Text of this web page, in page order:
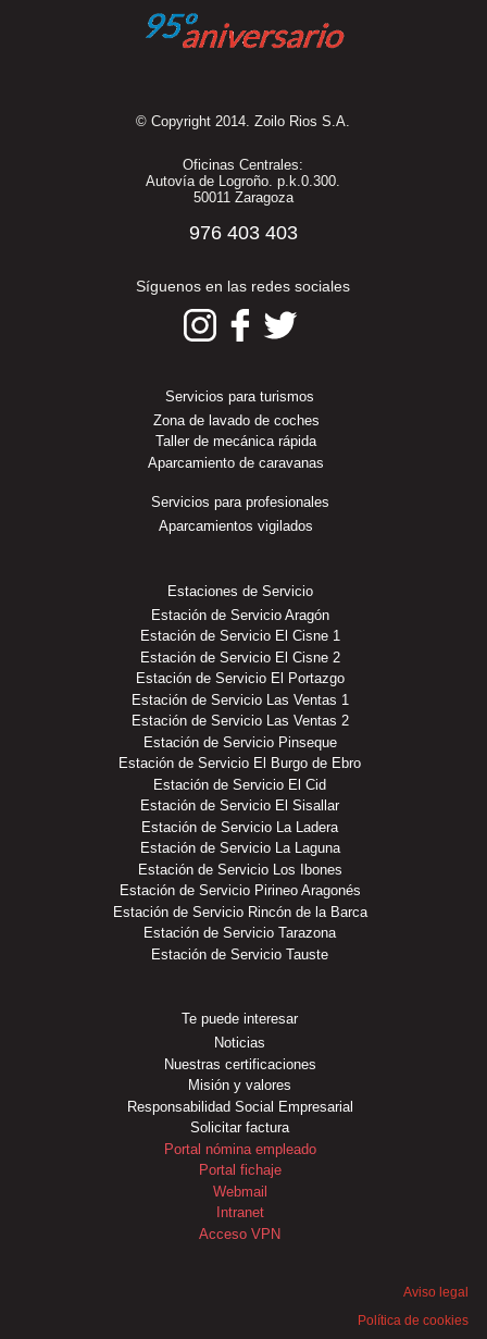
© Copyright 2014. Zoilo Rios S.A.
Oficinas Centrales:
Autovía de Logroño. p.k.0.300.
50011 Zaragoza
976 403 403
Síguenos en las redes sociales
Servicios para turismos
Zona de lavado de coches
Taller de mecánica rápida
Aparcamiento de caravanas
Servicios para profesionales
Aparcamientos vigilados
Estaciones de Servicio
Estación de Servicio Aragón
Estación de Servicio El Cisne 1
Estación de Servicio El Cisne 2
Estación de Servicio El Portazgo
Estación de Servicio Las Ventas 1
Estación de Servicio Las Ventas 2
Estación de Servicio Pinseque
Estación de Servicio El Burgo de Ebro
Estación de Servicio El Cid
Estación de Servicio El Sisallar
Estación de Servicio La Ladera
Estación de Servicio La Laguna
Estación de Servicio Los Ibones
Estación de Servicio Pirineo Aragonés
Estación de Servicio Rincón de la Barca
Estación de Servicio Tarazona
Estación de Servicio Tauste
Te puede interesar
Noticias
Nuestras certificaciones
Misión y valores
Responsabilidad Social Empresarial
Solicitar factura
Portal nómina empleado
Portal fichaje
Webmail
Intranet
Acceso VPN
Aviso legal
Política de cookies